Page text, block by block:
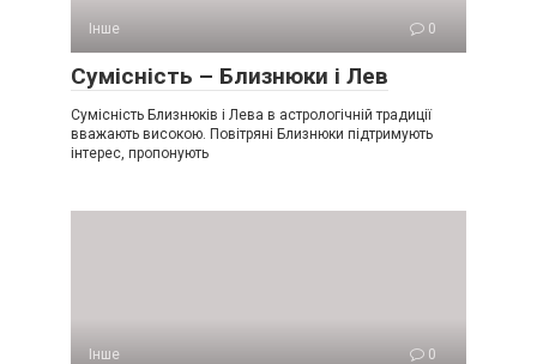
Інше 0
Сумісність – Близнюки і Лев
Сумісність Близнюків і Лева в астрологічній традиції
вважають високою. Повітряні Близнюки підтримують
інтерес, пропонують
Інше 0